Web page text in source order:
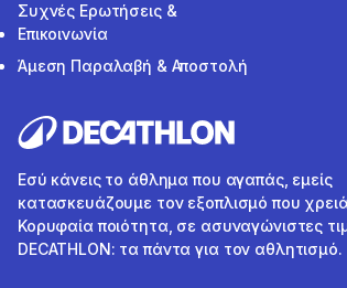
Συχνές Ερωτήσεις &
Επικοινωνία
Άμεση Παραλαβή & Αποστολή
Εσύ κάνεις το άθλημα που αγαπάς, εμείς
κατασκευάζουμε τον εξοπλισμό που
Κορυφαία ποιότητα, σε ασυναγώνιστες
DECATHLON: τα πάντα για τον αθλητισμό.